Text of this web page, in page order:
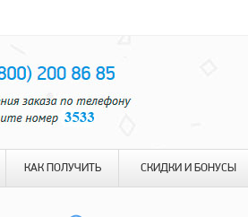
КАК ПОЛУЧИТЬ СКИДКИ И БОНУСЫ